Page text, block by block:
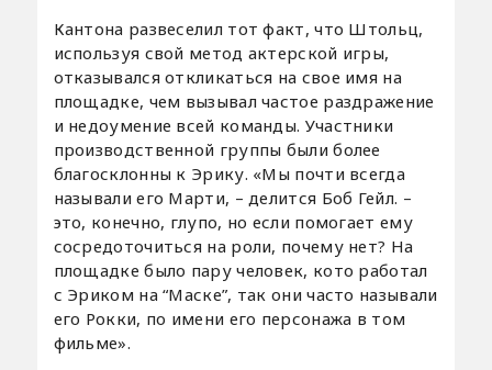
Кантона развеселил тот факт, что Штольц,
используя свой метод актерской игры,
отказывался откликаться на свое имя на
площадке, чем вызывал частое раздражение
и недоумение всей команды. Участники
производственной группы были более
благосклонны к Эрику. «Мы почти всегда
называли его Марти, – делится Боб Гейл. –
это, конечно, глупо, но если помогает ему
сосредоточиться на роли, почему нет? На
площадке было пару человек, кото работал
с Эриком на “Маске”, так они часто называли
его Рокки, по имени его персонажа в том
фильме».